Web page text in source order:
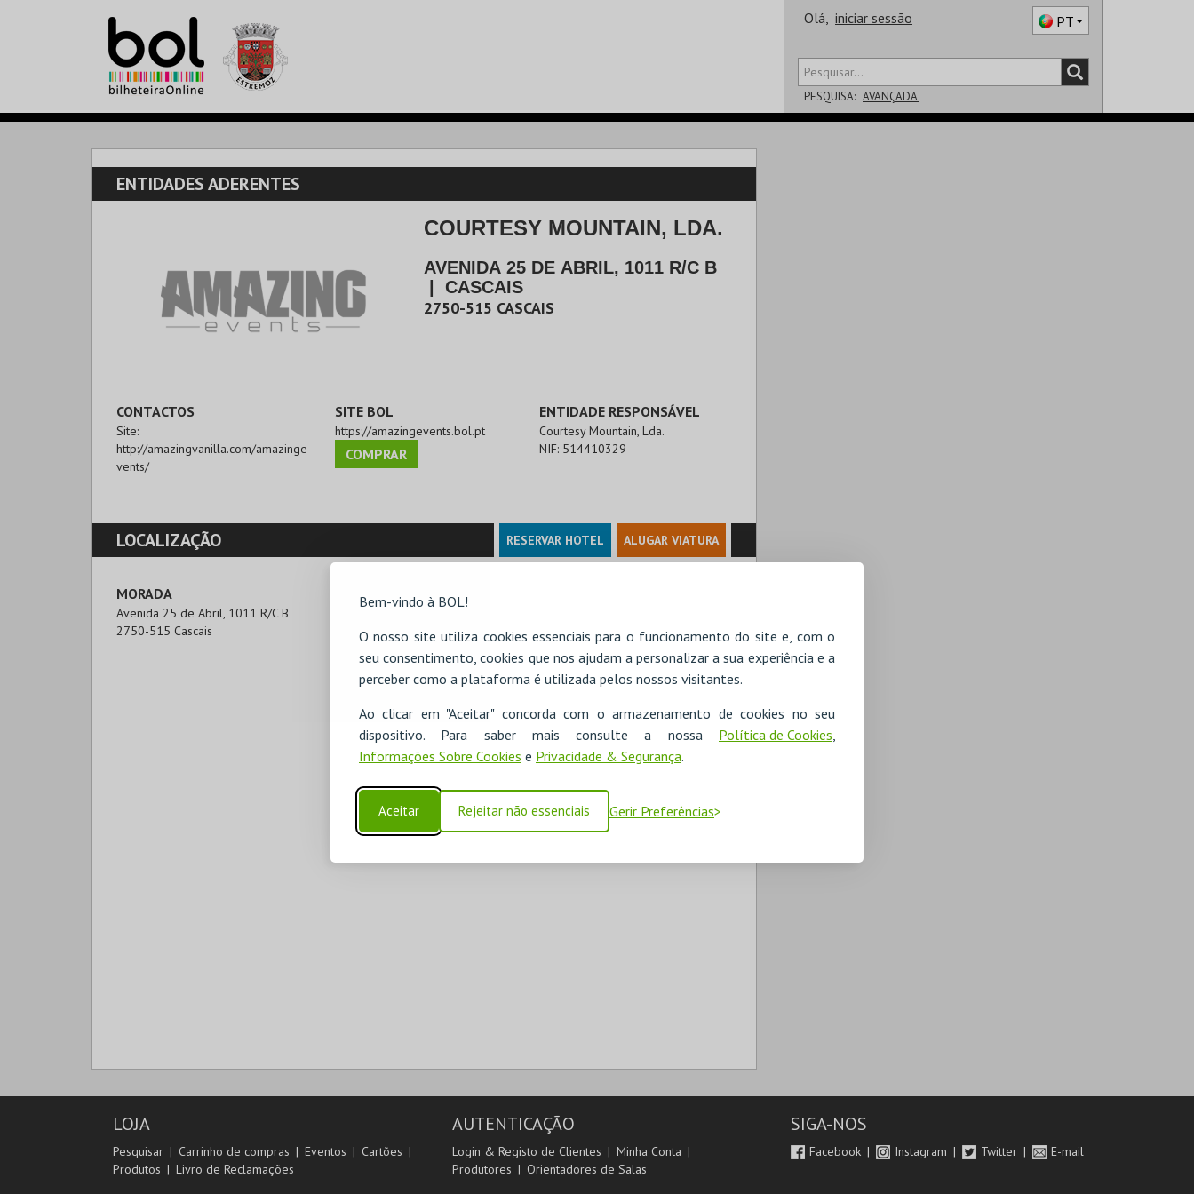
Bem-vindo à BOL!
O nosso site utiliza cookies essenciais para o funcionamento do site e, com o
seu consentimento, cookies que nos ajudam a personalizar a sua experiência e a
perceber como a plataforma é utilizada pelos nossos visitantes.
Ao clicar em "Aceitar" concorda com o armazenamento de cookies no seu
dispositivo. Para saber mais consulte a nossa Política de Cookies,
Informações Sobre Cookies e Privacidade & Segurança.
Aceitar Rejeitar não essenciais Gerir Preferências
Olá, iniciar sessão PT
PESQUISA: AVANÇADA
ENTIDADES ADERENTES
COURTESY MOUNTAIN, LDA.
AVENIDA 25 DE ABRIL, 1011 R/C B
CASCAIS
2750-515 CASCAIS
CONTACTOS
Site:
http://amazingvanilla.com/amazinge
vents/
SITE BOL
https://amazingevents.bol.pt
COMPRAR
ENTIDADE RESPONSÁVEL
Courtesy Mountain, Lda.
NIF: 514410329
LOCALIZAÇÃO RESERVAR HOTEL ALUGAR VIATURA
MORADA
Avenida 25 de Abril, 1011 R/C B
2750-515 Cascais
LOJA
Pesquisar Carrinho de compras Eventos
Cartões
Produtos
Livro de Reclamações
AUTENTICAÇÃO
Login & Registo de Clientes
Minha Conta
Produtores
Orientadores de Salas
SIGA-NOS
Facebook Instagram Twitter E-mail